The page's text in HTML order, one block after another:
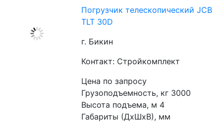
Погрузчик телескопический JCB
TLT 30D
г. Бикин
Контакт: Стройкомплект
Цена по запросу
Грузоподъемность, кг 3000
Высота подъема, м 4
Габариты (ДхШхВ), мм